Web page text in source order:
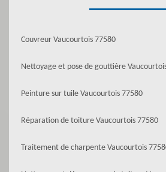
Couvreur Vaucourtois 77580
Nettoyage et pose de gouttière
Peinture sur tuile Vaucourtois 77580
Réparation de toiture Vaucourtois 77580
Traitement de charpente Vaucourtois